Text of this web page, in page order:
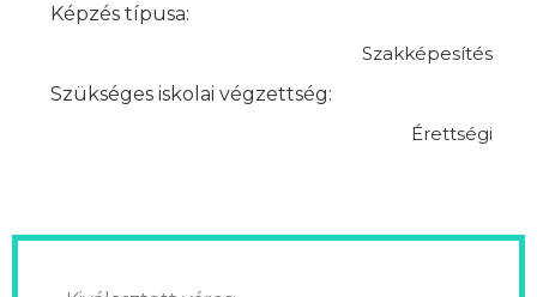
Képzés típusa:
Szakképesítés
Szükséges iskolai végzettség:
Érettségi